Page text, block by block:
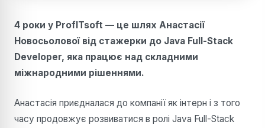
4 роки у ProfITsoft — це шлях Анастасії
Новосьолової від стажерки до Java Full-Stack
Developer, яка працює над складними
міжнародними рішеннями.
Анастасія приєдналася до компанії як інтерн і з того
часу продовжує розвиватися в ролі Java Full-Stack